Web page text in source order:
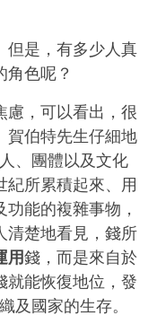
但是，有多少人真
色呢？
慮，可以看出，很
賀伯特先生仔細地
、團體以及文化
紀所累積起來、用
能的複雜事物，
清楚地看見，錢所
用錢，而是來自於
就能恢復地位，發
國家的生存。